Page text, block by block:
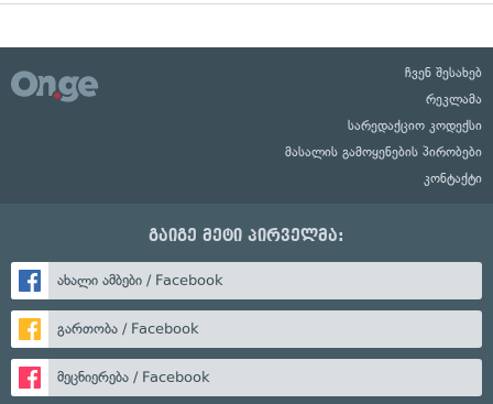
ჩვენ შესახებ
რეკლამა
სარედაქციო კოდექსი
მასალის გამოყენების პირობები
კონტაქტი
გაიგე მეტი პირველმა:
ახალი ამბები / Facebook
გართობა / Facebook
მეცნიერება / Facebook